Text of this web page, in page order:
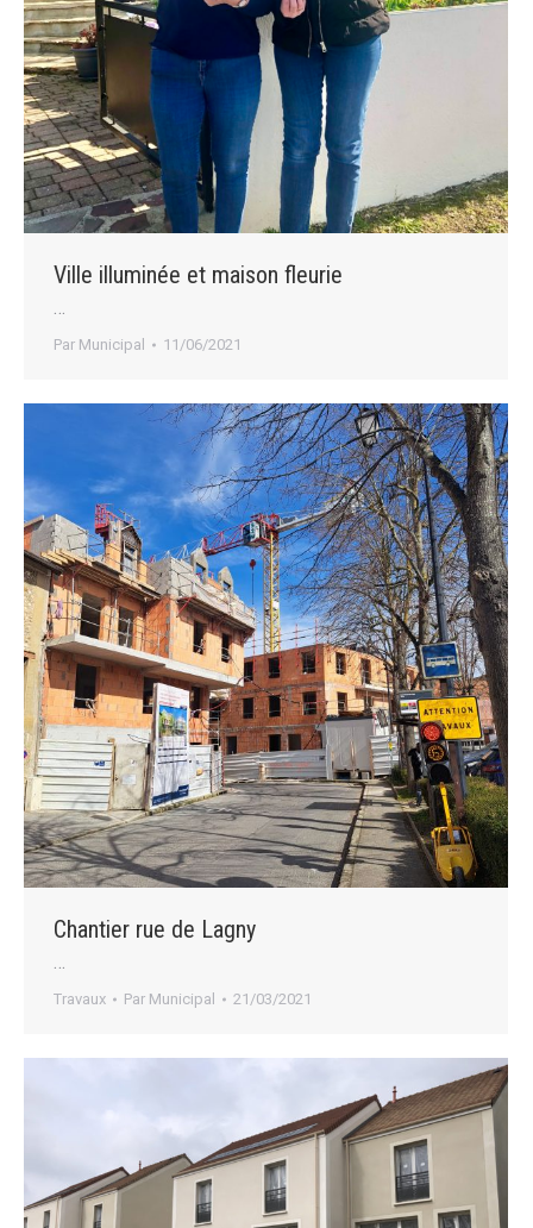
Ville illuminée et maison fleurie
…
Par Municipal 11/06/2021
Chantier rue de Lagny
…
Travaux Par Municipal 21/03/2021